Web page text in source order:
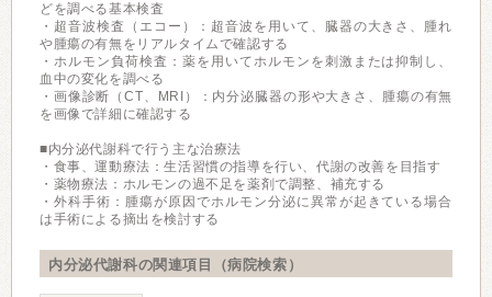
どを調べる基本検査
・超音波検査（エコー）：超音波を用いて、臓器の大きさ、腫れ
や腫瘍の有無をリアルタイムで確認する
・ホルモン負荷検査：薬を用いてホルモンを刺激または抑制し、
血中の変化を調べる
・画像診断（CT、MRI）：内分泌臓器の形や大きさ、腫瘍の有無
を画像で詳細に確認する
■内分泌代謝科で行う主な治療法
・食事、運動療法：生活習慣の指導を行い、代謝の改善を目指す
・薬物療法：ホルモンの過不足を薬剤で調整、補充する
・外科手術：腫瘍が原因でホルモン分泌に異常が起きている場合
は手術による摘出を検討する
内分泌代謝科の関連項目（病院検索）